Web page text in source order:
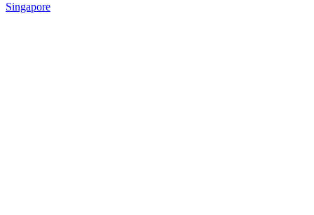
Singapore